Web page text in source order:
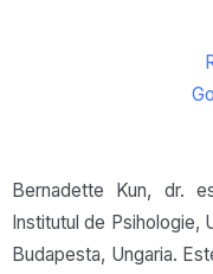
Bernadette Kun, dr.
Institutul de Psihologie,
Budapesta, Ungaria.